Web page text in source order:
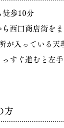
徒歩10分
西口商店街をま
入っている天
すぐ進むと左手
方